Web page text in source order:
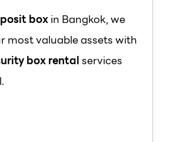
boxin Bangkok, we
most valuable assets with
box rentalservices